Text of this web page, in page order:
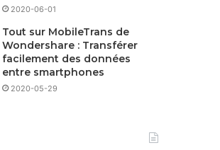
2020-06-01
Tout sur MobileTrans de
Wondershare : Transférer
facilement des données
entre smartphones
2020-05-29